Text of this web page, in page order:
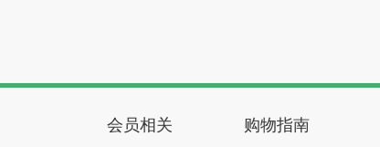
会员相关 购物指南